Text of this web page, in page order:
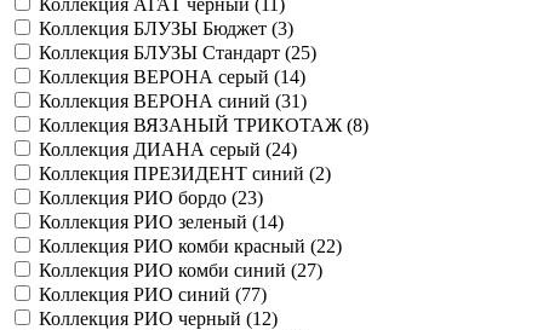
Коллекция АГАТ черный (
)
Коллекция БЛУЗЫ Бюджет (3)
Коллекция БЛУЗЫ Стандарт (25)
Коллекция ВЕРОНА серый (14)
Коллекция ВЕРОНА синий (31)
Коллекция ВЯЗАНЫЙ ТРИКОТАЖ (8)
Коллекция ДИАНА серый (24)
Коллекция ПРЕЗИДЕНТ синий (2)
Коллекция РИО бордо (23)
Коллекция РИО зеленый (14)
Коллекция РИО комби красный (22)
Коллекция РИО комби синий (27)
Коллекция РИО синий (77)
Коллекция РИО черный (12)